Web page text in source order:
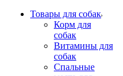
Товары для собак
Корм для
собак
Витамины для
собак
Спальные